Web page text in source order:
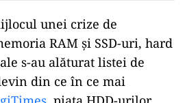
unei crize de
RAM și SSD-uri, hard
s-au alăturat listei de
din ce în ce mai